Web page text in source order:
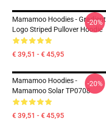
Mamamoo Hoodies - Gradient
Logo Striped Pullover Hoodie
€ 39,51 - € 45,95
-20%
Mamamoo Hoodies -
Mamamoo Solar TP0708
€ 39,51 - € 45,95
-20%